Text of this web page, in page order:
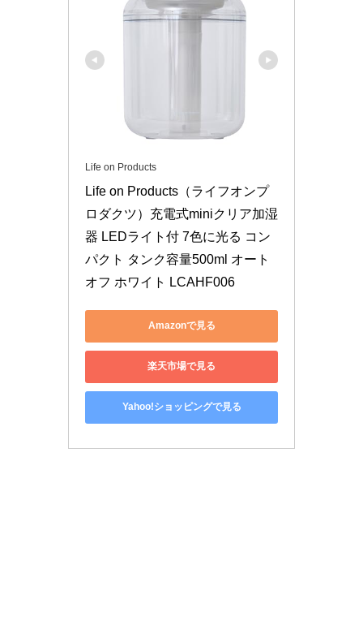
Life on Products
Life on Products（ライフオンプ
ロダクツ）充電式miniクリア加湿
器 LEDライト付 7色に光る コン
パクト タンク容量500ml オート
オフ ホワイト LCAHF006
Amazonで見る
楽天市場で見る
Yahoo!ショッピングで見る